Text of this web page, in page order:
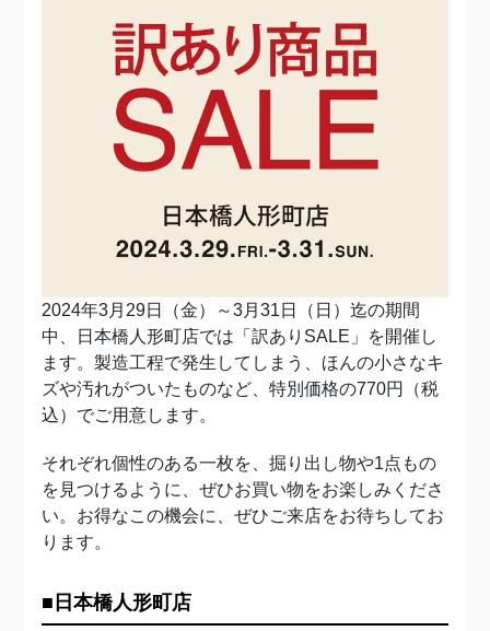
2024年3月29日（金）～3月31日（日）迄の期間
中、日本橋人形町店では「訳ありSALE」を開催し
ます。製造工程で発生してしまう、ほんの小さなキ
ズや汚れがついたものなど、特別価格の770円（税
込）でご用意します。
それぞれ個性のある一枚を、掘り出し物や1点もの
を見つけるように、ぜひお買い物をお楽しみくださ
い。お得なこの機会に、ぜひご来店をお待ちしてお
ります。
■日本橋人形町店